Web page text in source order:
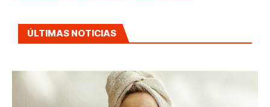
ÚLTIMAS NOTICIAS